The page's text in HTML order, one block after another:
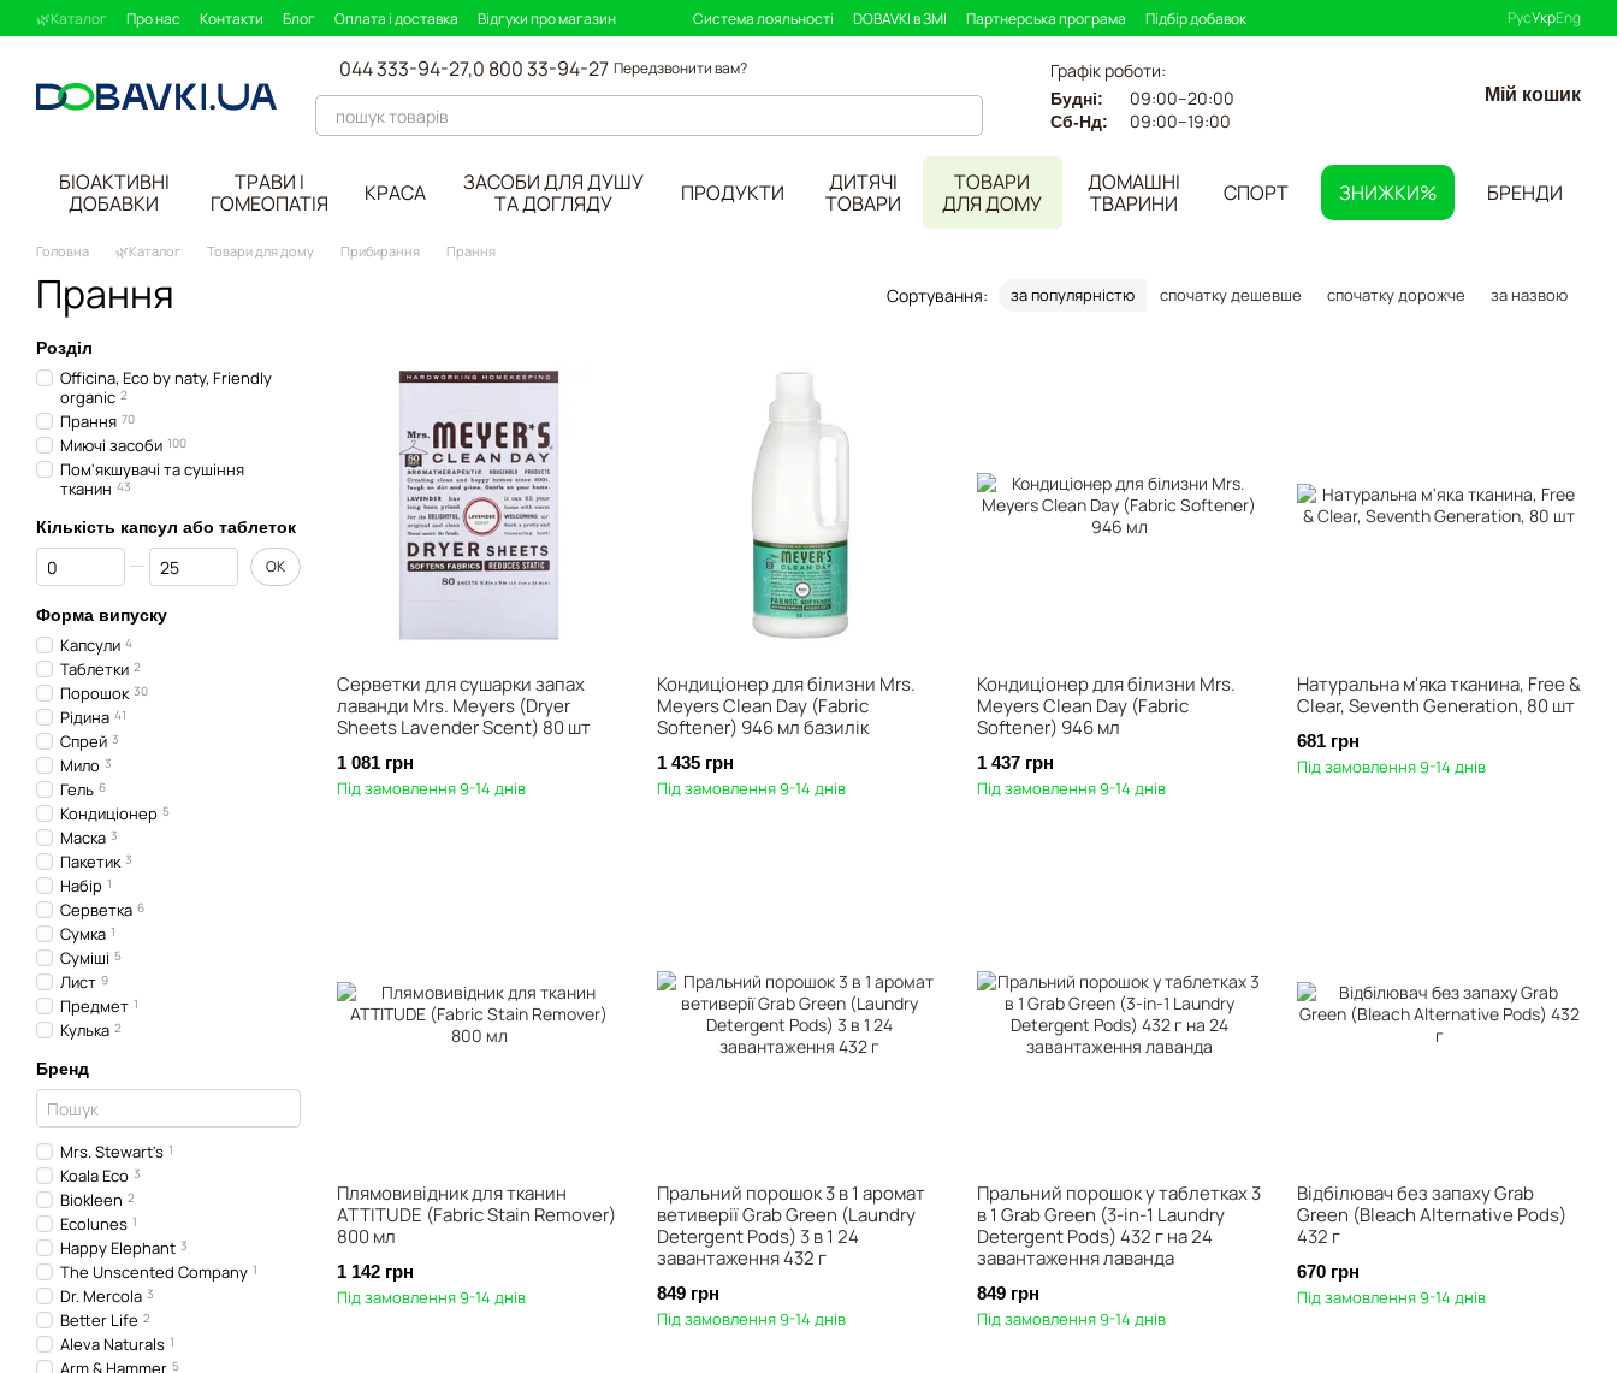
Перейти до основного контенту
🌿Каталог Про нас Контакти Блог Оплата і доставка Відгуки про магазин Система лояльності DOBAVKI в ЗМІ Партнерська програма Підбір добавок РусУкрEng
044 333-94-27,0 800 33-94-27 Передзвонити вам? Графік роботи:
Будні: 09:00–20:00
Сб-Нд: 09:00–19:00
Мій кошик
БІОАКТИВНІ
ДОБАВКИ
ТРАВИ І
ГОМЕОПАТІЯ
КРАСА
ЗАСОБИ ДЛЯ ДУШУ
ТА ДОГЛЯДУ
ПРОДУКТИ
ДИТЯЧІ
ТОВАРИ
ТОВАРИ
ДЛЯ ДОМУ
ДОМАШНІ
ТВАРИНИ
СПОРТ ЗНИЖКИ% БРЕНДИ
Головна 🌿Каталог Товари для дому Прибирання Прання
Прання Сортування: за популярністю спочатку дешевше спочатку дорожче за назвою
Серветки для сушарки запах
лаванди Mrs. Meyers (Dryer
Sheets Lavender Scent) 80 шт
1 081 грн
Під замовлення 9-14 днів
Кондиціонер для білизни Mrs.
Meyers Clean Day (Fabric
Softener) 946 мл базилік
1 435 грн
Під замовлення 9-14 днів
Кондиціонер для білизни Mrs.
Meyers Clean Day (Fabric
Softener) 946 мл
1 437 грн
Під замовлення 9-14 днів
Натуральна м'яка тканина, Free &
Clear, Seventh Generation, 80 шт
681 грн
Під замовлення 9-14 днів
Плямовивідник для тканин
ATTITUDE (Fabric Stain Remover)
800 мл
1 142 грн
Під замовлення 9-14 днів
Пральний порошок 3 в 1 аромат
ветиверії Grab Green (Laundry
Detergent Pods) 3 в 1 24
завантаження 432 г
849 грн
Під замовлення 9-14 днів
Пральний порошок у таблетках 3
в 1 Grab Green (3-in-1 Laundry
Detergent Pods) 432 г на 24
завантаження лаванда
849 грн
Під замовлення 9-14 днів
Відбілювач без запаху Grab
Green (Bleach Alternative Pods)
432 г
670 грн
Під замовлення 9-14 днів
Розділ
Officina, Eco by naty, Friendly
organic 2
Прання 70
Миючі засоби 100
Пом'якшувачі та сушіння
тканин 43
Кількість капсул або таблеток
Від Кількість капсул або таблеток
До Кількість капсул або таблеток
ОК
Форма випуску
Капсули 4
Таблетки 2
Порошок 30
Рідина 41
Спрей 3
Мило 3
Гель 6
Кондиціонер 5
Маска 3
Пакетик 3
Набір 1
Серветка 6
Сумка 1
Суміші 5
Лист 9
Предмет 1
Кулька 2
Бренд
Mrs. Stewart's 1
Koala Eco 3
Biokleen 2
Ecolunes 1
Happy Elephant 3
The Unscented Company 1
Dr. Mercola 3
Better Life 2
Aleva Naturals 1
Arm & Hammer 5